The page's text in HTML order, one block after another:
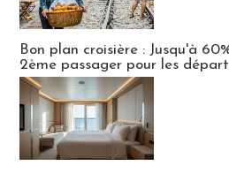
Bon plan croisière : Jusqu'à
2ème passager pour les